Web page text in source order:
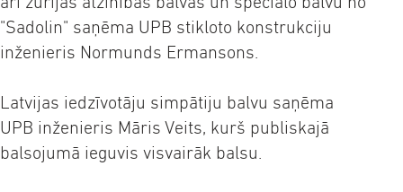
"Sadolin" saņēma UPB stikloto konstrukciju
inženieris Normunds Ermansons.
Latvijas iedzīvotāju simpātiju balvu saņēma
UPB inženieris Māris Veits, kurš publiskajā
balsojumā ieguvis visvairāk balsu.